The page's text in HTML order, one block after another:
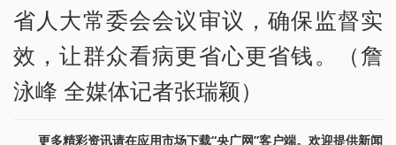
省人大常委会会议审议，确保监督实
效，让群众看病更省心更省钱。（詹
泳峰 全媒体记者张瑞颖）
更多精彩资讯请在应用市场下载“央广网”客户端。欢迎提供新闻